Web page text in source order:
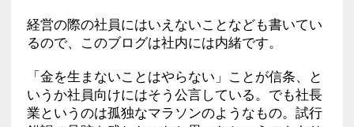
経営の際の社員にはいえないことなども書いてい
るので、このブログは社内には内緒です。
「金を生まないことはやらない」ことが信条、と
いうか社員向けにはそう公言している。でも社長
業というのは孤独なマラソンのようなもの。試行